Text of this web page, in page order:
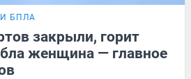
БПЛА
закрыли, горит
женщина — главное